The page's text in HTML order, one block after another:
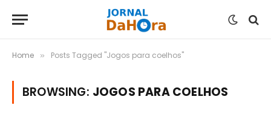
Home » Posts Tagged "Jogos para coelhos"
BROWSING: JOGOS PARA COELHOS